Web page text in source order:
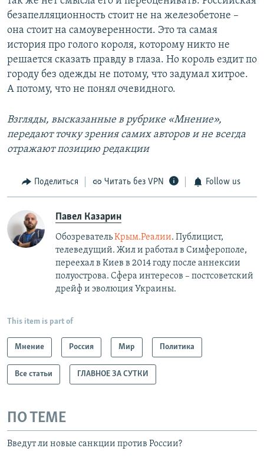
безапелляционность стоит не на железобетоне –
она стоит на самоуверенности. Это та самая
история про голого короля, которому никто не
решается сказать правду в глаза. Но король ездит по
городу без одежды не потому, что задумал хитрое.
А потому, что не понял очевидного.
Взгляды, высказанные в рубрике «Мнение»,
передают точку зрения самих авторов и не всегда
отражают позицию редакции
Поделиться Читать без VPN Follow us
Павел Казарин
ОбозревательКрым.Реалии. Публицист,
телеведущий. Жил и работал в Симферополе,
переехал в Киев в 2014 году после аннексии
полуострова. Сфера интересов – постсоветский
дрейф и эволюция Украины.
This item is part of
Мнение Россия Мир Политика
Все статьи ГЛАВНОЕ ЗА СУТКИ
ПО ТЕМЕ
Введут ли новые санкции против России?